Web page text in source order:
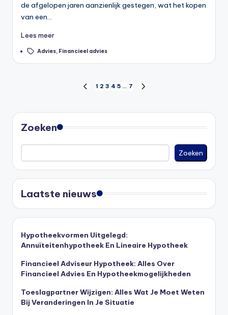
de afgelopen jaren aanzienlijk gestegen, wat het kopen
van een…
Lees meer
Tags: Advies, Financieel advies
Berichten
paginering
VORIGE
1 2 3 4 5 … 7
Zoeken
Zoeken
Laatste nieuws
Hypotheekvormen Uitgelegd:
Annuïteitenhypotheek En Lineaire Hypotheek
Financieel Adviseur Hypotheek: Alles Over
Financieel Advies En Hypotheekmogelijkheden
Toeslagpartner Wijzigen: Alles Wat Je Moet Weten
Bij Veranderingen In Je Situatie